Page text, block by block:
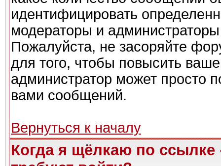
идентифицировать
модераторы и
Пожалуйста, не засоряйте
для того, чтобы повысить
администратор может просто
вами сообщений.
Вернуться к началу
Когда я щёлкаю по ссылке